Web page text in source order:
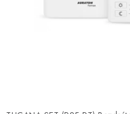
TOPENÁŘSKÁ AKADEMIE